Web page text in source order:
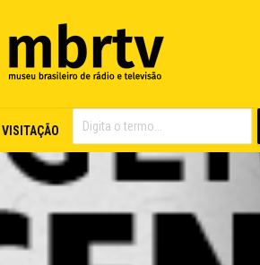
VISITAÇÃO